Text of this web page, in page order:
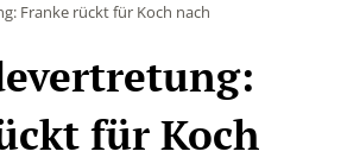
Franke rückt für Koch nach
für Koch